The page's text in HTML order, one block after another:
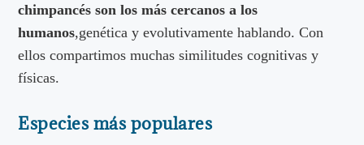
chimpancés son los más cercanos a los
humanos,genética y evolutivamente hablando. Con
ellos compartimos muchas similitudes cognitivas y
físicas.
Especies más populares